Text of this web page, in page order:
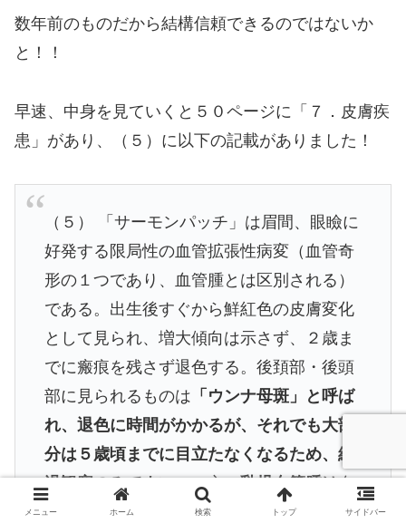
数年前のものだから結構信頼できるのではないか
と！！
早速、中身を見ていくと５０ページに「７．皮膚疾
患」があり、（５）に以下の記載がありました！
（５） 「サーモンパッチ」は眉間、眼瞼に
好発する限局性の血管拡張性病変（血管奇
形の１つであり、血管腫とは区別される）
である。出生後すぐから鮮紅色の皮膚変化
として見られ、増大傾向は示さず、２歳ま
でに瘢痕を残さず退色する。後頚部・後頭
部に見られるものは 「ウンナ母斑」と呼ば
れ、退色に時間がかかるが、それでも大部
分は５歳頃までに目立たなくなるため、経
過観察のみでよい。一方、乳児血管腫は血
管内皮細胞の増殖性病変で、生直後にはほ
メニュー ホーム 検索 トップ サイドバー